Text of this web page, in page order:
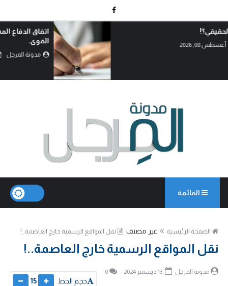
اتفاق الدفاع المشترك… قراءة في تحولات موازين
أغسطس 07, 2026
القائمة
الصفحة الرئيسية غير مصنف نقل المواقع الرسمية خارج العاصمة..!
نقل المواقع الرسمية خارج العاصمة..!
مدونة المرجل 0
حجم الخط 15